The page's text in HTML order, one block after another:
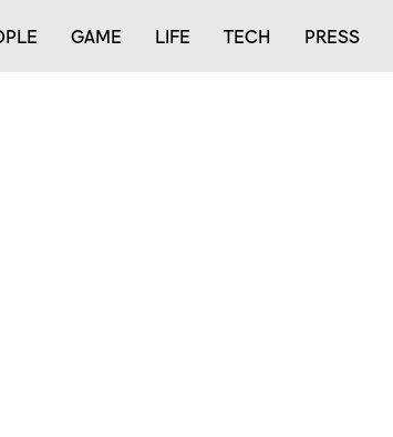
GAME LIFE TECH PRESS